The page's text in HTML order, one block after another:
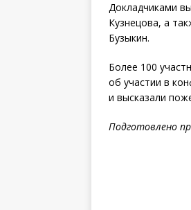
Докладчиками
Кузнецова, а
Бузыкин.
Более 100
об участии в
и высказали
Подготовлено